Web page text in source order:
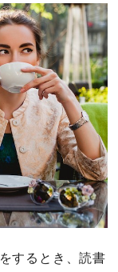
するとき、読書